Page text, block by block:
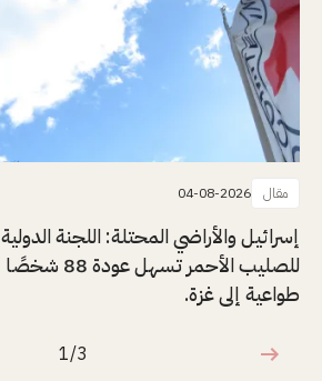
مقال 04-08-2026
إسرائيل والأراضي المحتلة: اللجنة الدولية
للصليب الأحمر تسهل عودة 88 شخصًا
طواعية إلى غزة.
1 من 3
1/3